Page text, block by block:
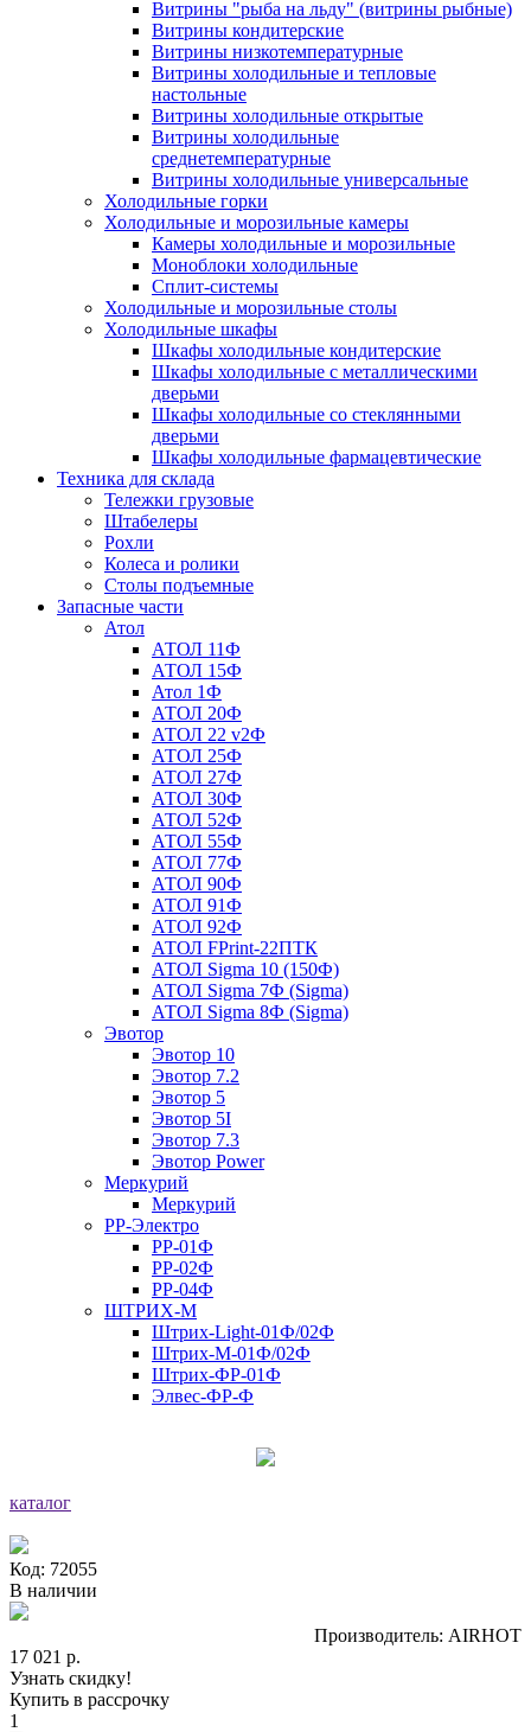
Витрины "рыба на льду" (витрины рыбные)
Витрины кондитерские
Витрины низкотемпературные
Витрины холодильные и тепловые
настольные
Витрины холодильные открытые
Витрины холодильные
среднетемпературные
Витрины холодильные универсальные
Холодильные горки
Холодильные и морозильные камеры
Камеры холодильные и морозильные
Моноблоки холодильные
Сплит-системы
Холодильные и морозильные столы
Холодильные шкафы
Шкафы холодильные кондитерские
Шкафы холодильные с металлическими
дверьми
Шкафы холодильные со стеклянными
дверьми
Шкафы холодильные фармацевтические
Техника для склада
Тележки грузовые
Штабелеры
Рохли
Колеса и ролики
Столы подъемные
Запасные части
Атол
АТОЛ 11Ф
АТОЛ 15Ф
Атол 1Ф
АТОЛ 20Ф
АТОЛ 22 v2Ф
АТОЛ 25Ф
АТОЛ 27Ф
АТОЛ 30Ф
АТОЛ 52Ф
АТОЛ 55Ф
АТОЛ 77Ф
АТОЛ 90Ф
АТОЛ 91Ф
АТОЛ 92Ф
АТОЛ FPrint-22ПТК
АТОЛ Sigma 10 (150Ф)
АТОЛ Sigma 7Ф (Sigma)
АТОЛ Sigma 8Ф (Sigma)
Эвотор
Эвотор 10
Эвотор 7.2
Эвотор 5
Эвотор 5I
Эвотор 7.3
Эвотор Power
Меркурий
Меркурий
РР-Электро
РР-01Ф
РР-02Ф
РР-04Ф
ШТРИХ-М
Штрих-Light-01Ф/02Ф
Штрих-М-01Ф/02Ф
Штрих-ФР-01Ф
Элвес-ФР-Ф
каталог
Код: 72055
В наличии
Производитель: AIRHOT
17 021 р.
Узнать скидку!
Купить в рассрочку
1